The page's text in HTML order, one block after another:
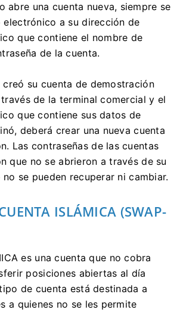
abre una cuenta nueva, siempre se
electrónico a su dirección de
que contiene el nombre de
de la cuenta.
creó su cuenta de demostración
de la terminal comercial y el
que contiene sus datos de
deberá crear una nueva cuenta
Las contraseñas de las cuentas
que no se abrieron a través de su
no se pueden recuperar ni cambiar.
ISLÁMICA (SWAP-
es una cuenta que no cobra
posiciones abiertas al día
de cuenta está destinada a
a quienes no se les permite